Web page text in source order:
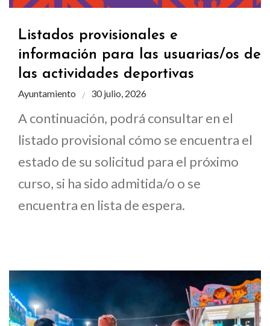
Listados provisionales e
información para las usuarias/os de
las actividades deportivas
Ayuntamiento 30 julio, 2026
A continuación, podrá consultar en el
listado provisional cómo se encuentra el
estado de su solicitud para el próximo
curso, si ha sido admitida/o o se
encuentra en lista de espera.